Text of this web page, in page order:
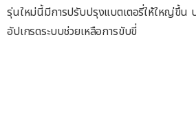
รุ่นใหม่นี้มีการปรับปรุงแบตเตอรี่ให้ใหญ่ขึ้น
อัปเกรดระบบช่วยเหลือการขับขี่